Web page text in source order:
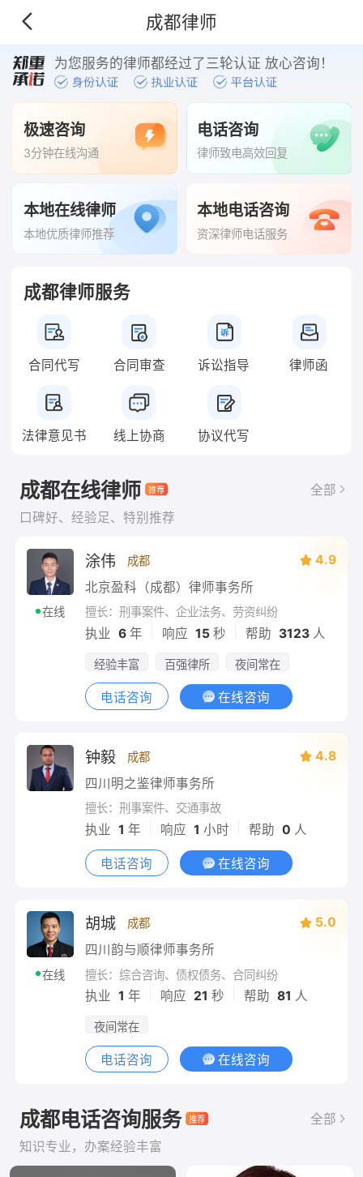
成都律师
为您服务的律师都经过了三轮认证 放心咨询！
极速咨询
3分钟在线沟通
电话咨询
律师致电高效回复
本地在线律师
本地优质律师推荐
本地电话咨询
资深律师电话服务
成都律师服务
合同代写 合同审查 诉讼指导 律师函
法律意见书 线上协商 协议代写
成都在线律师
全部
口碑好、经验足、特别推荐
在线
涂伟 成都
4.9
北京盈科（成都）律师事务所
擅长：刑事案件、企业法务、劳资纠纷
执业 6年 响应 15秒 帮助 3123人
经验丰富 百强律所 夜间常在
电话咨询 在线咨询
钟毅 成都
4.8
四川明之鉴律师事务所
擅长：刑事案件、交通事故
执业 1 年 响应 1 小时 帮助 0 人
电话咨询 在线咨询
在线
胡城 成都
5.0
四川韵与顺律师事务所
擅长：综合咨询、债权债务、合同纠纷
执业 1 年 响应 21 秒 帮助 81 人
夜间常在
电话咨询 在线咨询
成都电话咨询服务
全部
知识专业，办案经验丰富